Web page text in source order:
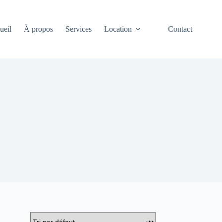
À propos Services Location Contact